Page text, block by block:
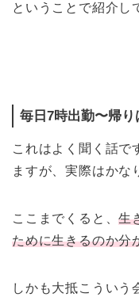
ということで紹介し
毎日7時出勤〜帰
これはよく聞く話で
ますが、実際はかな
ここまでくると、生
ために生きるのか分
しかも大抵こういう